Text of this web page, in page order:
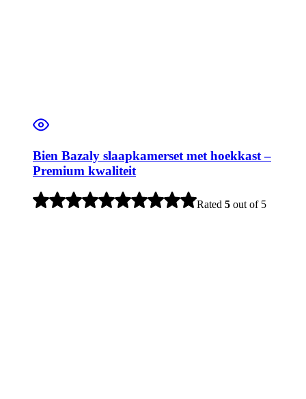
Bien Bazaly slaapkamerset met hoekkast –
Premium kwaliteit
Rated 5 out of 5